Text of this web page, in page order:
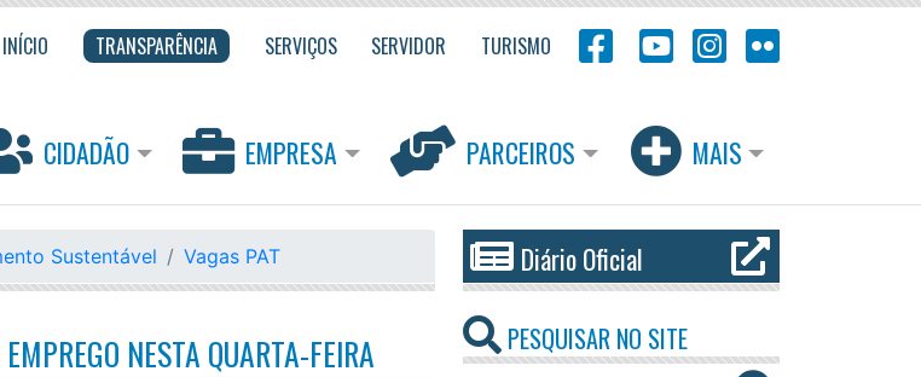
INÍCIO TRANSPARÊNCIA SERVIÇOS SERVIDOR TURISMO
CIDADÃO EMPRESA PARCEIROS MAIS
Sustentável Vagas PAT
NESTA QUARTA-FEIRA
Diário Oficial
PESQUISAR NO SITE